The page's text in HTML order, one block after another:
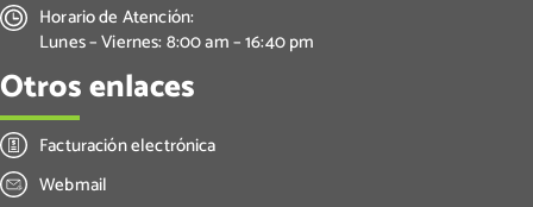
Horario de Atención:
Lunes – Viernes: 8:00 am – 16:40 pm
Otros enlaces
Facturación electrónica
Webmail